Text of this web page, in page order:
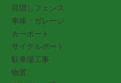
目隠しフェンス
車庫・ガレージ
カーポート
サイクルポート
駐車場工事
物置